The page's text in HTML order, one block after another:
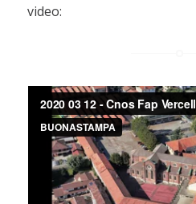
video: